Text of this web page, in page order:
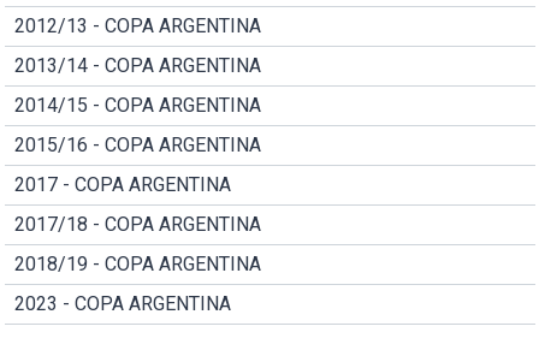
2012/13 - COPA ARGENTINA
2013/14 - COPA ARGENTINA
2014/15 - COPA ARGENTINA
2015/16 - COPA ARGENTINA
2017 - COPA ARGENTINA
2017/18 - COPA ARGENTINA
2018/19 - COPA ARGENTINA
2023 - COPA ARGENTINA